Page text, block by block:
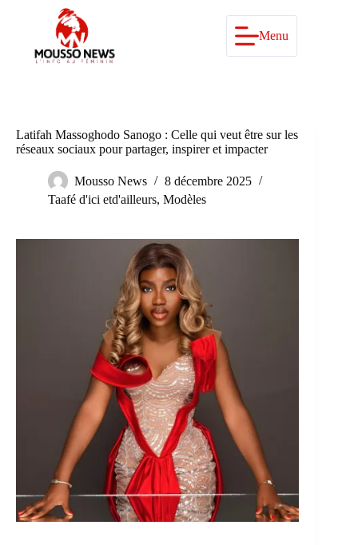
Menu
Latifah Massoghodo Sanogo : Celle qui veut être sur les
réseaux sociaux pour partager, inspirer et impacter
Mousso News
8 décembre 2025
Taafé d'ici etd'ailleurs, Modèles